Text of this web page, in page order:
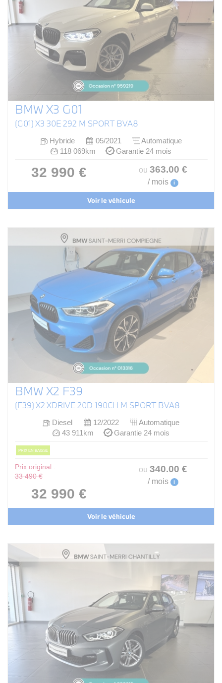
BMW X3 G01
(G01) X3 30E 292 M SPORT BVA8
Hybride 05/2021
Automatique
118 069km
Garantie 24 mois
32 990 € ou 363.00 €
/ mois i
Voir le véhicule
BMW X2 F39
(F39) X2 XDRIVE 20D 190CH M SPORT BVA8
Diesel 12/2022
Automatique
43 911km
Garantie 24 mois
PRIX EN BAISSE
Prix original :
33 490 €
32 990 €
ou 340.00 €
/ mois i
Voir le véhicule